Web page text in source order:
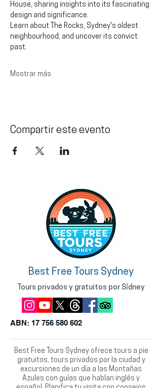
House, sharing insights into its fascinating
design and significance.
Learn about The Rocks, Sydney's oldest
neighbourhood, and uncover its convict
past.
Mostrar más
Compartir este evento
Best Free Tours Sydney
Tours privados y gratuitos por Sídney
ABN: 17 756 580 602
Best Free Tours Sydney ofrece tours a pie
gratuitos, tours privados por la ciudad y
excursiones de un día a las Montañas
Azules con guías que hablan inglés y